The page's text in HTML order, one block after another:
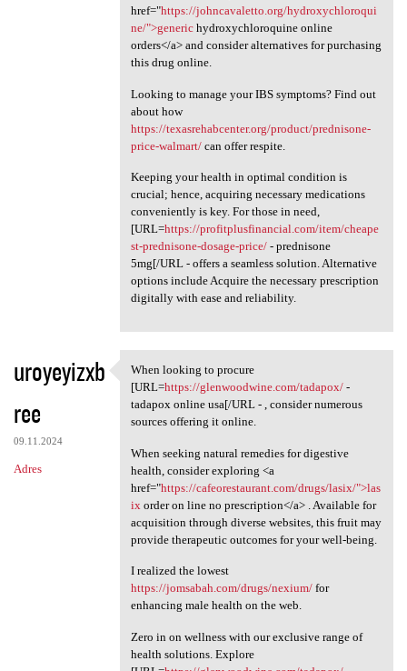
href="https://johncavaletto.org/hydroxychloroqui
ne/">generichydroxychloroquine online
orders</a> and consider alternatives for purchasing
this drug online.
Looking to manage your IBS symptoms? Find out
about how
https://texasrehabcenter.org/product/prednisone-
price-walmart/can offer respite.
Keeping your health in optimal condition is
crucial; hence, acquiring necessary medications
conveniently is key. For those in need,
[URL=https://profitplusfinancial.com/item/cheape
st-prednisone-dosage-price/- prednisone
5mg[/URL - offers a seamless solution. Alternative
options include Acquire the necessary prescription
digitally with ease and reliability.
uroyeyizxb
ree
09.11.2024
Adres
When looking to procure [URL
When looking to procure
[URL=https://glenwoodwine.com/tadapox/-
tadapox online usa[/URL - , consider numerous
sources offering it online.
When seeking natural remedies for digestive
health, consider exploring <a
href="https://cafeorestaurant.com/drugs/lasix/">las
ix order on line no prescription</a> . Available for
acquisition through diverse websites, this fruit may
provide therapeutic outcomes for your well-being.
I realized the lowest
https://jomsabah.com/drugs/nexium/for
enhancing male health on the web.
Zero in on wellness with our exclusive range of
health solutions. Explore